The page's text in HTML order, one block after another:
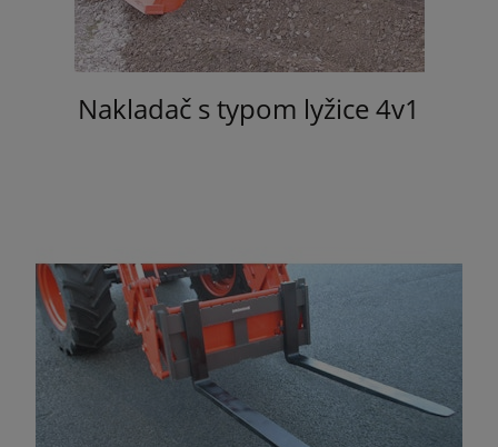
Nakladač s typom lyžice 4v1